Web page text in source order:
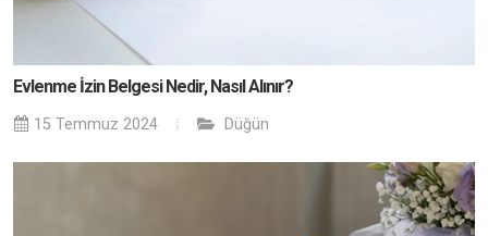
Evlenme İzin Belgesi Nedir, Nasıl Alınır?
15 Temmuz 2024 Düğün